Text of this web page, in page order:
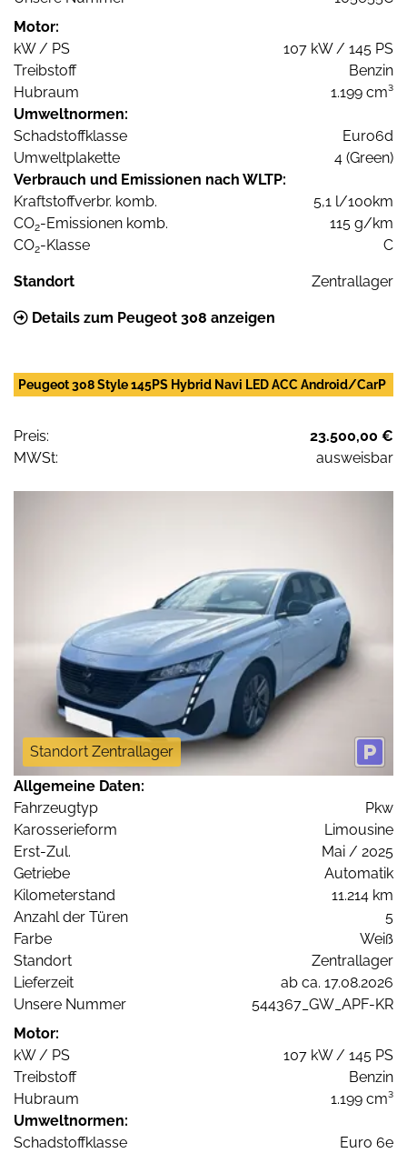
Motor:
kW / PS
107 kW / 145 PS
Treibstoff
Benzin
Hubraum
1.199 cm³
Umweltnormen:
Schadstoffklasse
Euro6d
Umweltplakette
4 (Green)
Verbrauch und Emissionen nach WLTP:
Kraftstoffverbr. komb.
5,1 l/100km
CO2-Emissionen komb.
115 g/km
CO2-Klasse C
Standort Zentrallager
Details zum Peugeot 308 anzeigen
Peugeot 308 Style 145PS Hybrid Navi LED ACC Android/CarP
Preis:
23.500,00 €
MWSt:
ausweisbar
Standort Zentrallager
Allgemeine Daten:
Fahrzeugtyp
Pkw
Karosserieform
Limousine
Erst-Zul.
Mai / 2025
Getriebe
Automatik
Kilometerstand
11.214 km
Anzahl der Türen
5
Farbe
Weiß
Standort
Zentrallager
Lieferzeit
ab ca. 17.08.2026
Unsere Nummer
544367_GW_APF-KR
Motor:
kW / PS
107 kW / 145 PS
Treibstoff
Benzin
Hubraum
1.199 cm³
Umweltnormen:
Schadstoffklasse
Euro 6e